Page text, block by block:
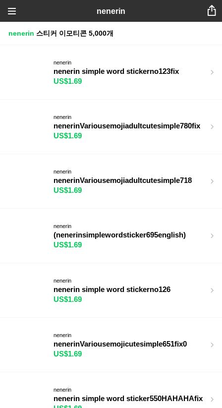
nenerin
nenerin 스티커 이모티콘 5,000개
nenerin
nenerin simple word stickerno123fix
US$1.69
nenerin
nenerinVariousemojiadultcutesimple780fix
US$1.69
nenerin
nenerinVariousemojiadultcutesimple718
US$1.69
nenerin
(nenerinsimplewordsticker695english)
US$1.69
nenerin
nenerin simple word stickerno126
US$1.69
nenerin
nenerinVariousemojicutesimple651fix0
US$1.69
nenerin
nenerin simple word sticker550HAHAHAfix